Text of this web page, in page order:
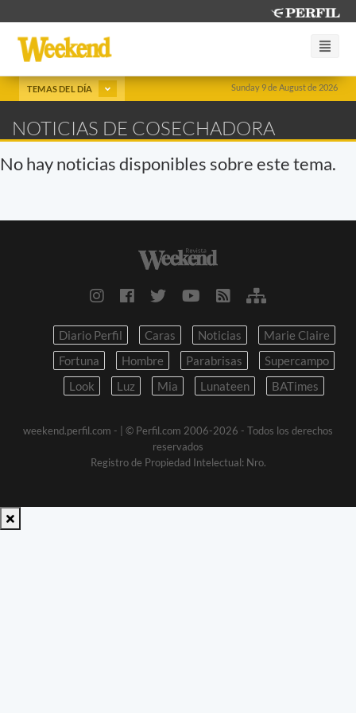
Sunday 9 de August de 2026
TEMAS DEL DÍA
NOTICIAS DE COSECHADORA
No hay noticias disponibles sobre este tema.
Diario Perfil Caras Noticias
Marie Claire
Fortuna
Hombre Parabrisas
Supercampo
Look
Luz Mia Lunateen BATimes
weekend.perfil.com -
| © Perfil.com 2006-2026 - Todos los derechos
reservados
Registro de Propiedad Intelectual: Nro.